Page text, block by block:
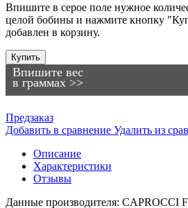
Впишите в серое поле нужное
целой бобины и нажмите кнопку
добавлен в корзину.
Впишите вес
в граммах >>
Купить
Предзаказ
Добавить в сравнение Удалить из
Описание
Характеристики
Отзывы
Данные производителя: CAPROCCI